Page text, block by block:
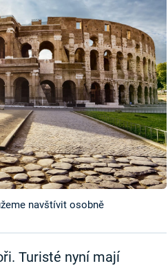
navštívit osobně
Turisté nyní mají